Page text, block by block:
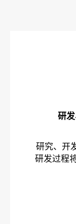
研
研究、开
研发过程